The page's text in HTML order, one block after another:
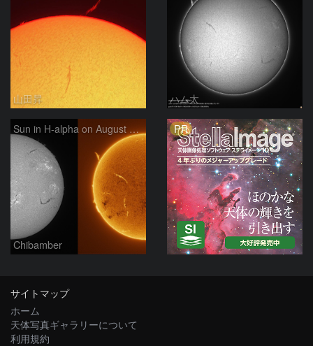
山田昇 ハム太
Sun in H-alpha on August 7, 2026
Chibamber
PR
サイトマップ
ホーム
天体写真ギャラリーについて
利用規約